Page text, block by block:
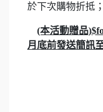
於下次購物折抵；
(本活動贈品
月底前發送簡訊